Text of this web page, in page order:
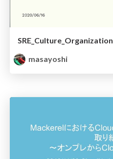
SRE_Culture_Organization
masayoshi